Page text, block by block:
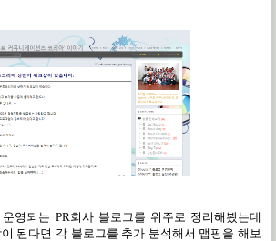
영되는 PR회사 블로그를 위주로 정리해봤는데
된다면 각 블로그를 추가 분석해서 맵핑을 해보